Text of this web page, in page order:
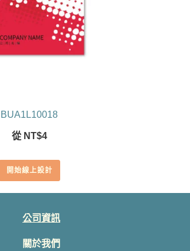
BUA1L10018
從 NT$4
開始線上設計
公司資訊
關於我們